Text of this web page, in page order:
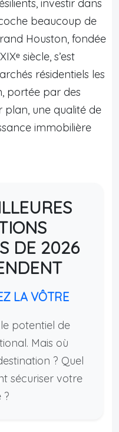
investir dans
beaucoup de
Houston, fondée
siècle, s’est
résidentiels les
portée par des
plan, une qualité de
immobilière
DE 2026
LA VÔTRE
potentiel de
Mais où
? Quel
sécuriser votre
?